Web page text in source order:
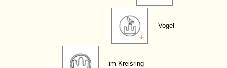
Vogel
im Kreisring